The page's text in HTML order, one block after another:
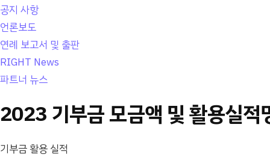
공지 사항
언론보도
연례 보고서 및 출판
RIGHT News
파트너 뉴스
2023 기부금 모금액 및 활용실적
기부금 활용 실적